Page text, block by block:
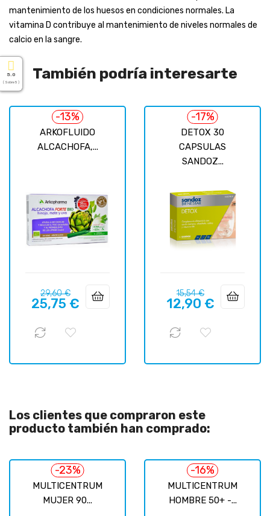
mantenimiento de los huesos en condiciones normales. La
vitamina D contribuye al mantenimiento de niveles normales de
calcio en la sangre.
También podría interesarte
ARKOFLUIDO
ALCACHOFA,...
-13%
Precio
regular
29,60 €Precio
25,75 €
DETOX 30
CAPSULAS
SANDOZ...
-17%
Precio
regular
15,54 €Precio
12,90 €
Los clientes que compraron este
producto también han comprado:
MULTICENTRUM
MUJER 90...
-23%
MULTICENTRUM
HOMBRE 50+ -...
-16%
5.0
( Sobre 5 )